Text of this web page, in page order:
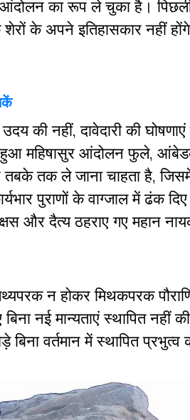
का रूप ले चुका है।
के अपने इतिहासकार नहीं होंगे,
की नहीं, दावेदारी की
महिषासुर आंदोलन फुले,
तक ले जाना चाहता है,
पुराणों के वाग्जाल में ढंक
और दैत्य ठहराए गए महान
न होकर मिथकपरक
नई मान्यताएं स्थापित
वर्तमान में स्थापित प्रभुत्व